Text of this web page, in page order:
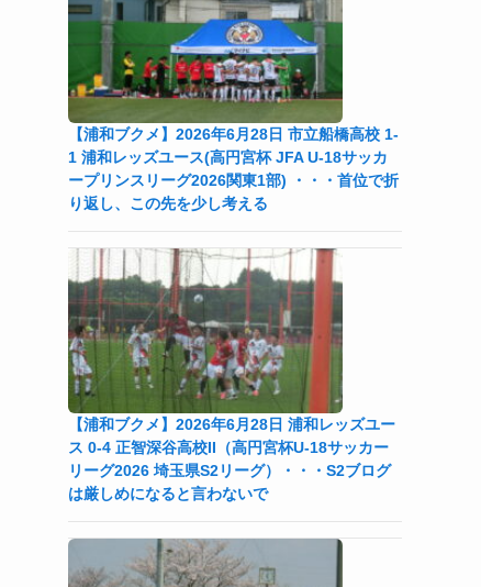
【浦和ブクメ】2026年6月28日 市立船橋高校 1-
1 浦和レッズユース(高円宮杯 JFA U-18サッカ
ープリンスリーグ2026関東1部) ・・・首位で折
り返し、この先を少し考える
【浦和ブクメ】2026年6月28日 浦和レッズユー
ス 0-4 正智深谷高校II（高円宮杯U-18サッカー
リーグ2026 埼玉県S2リーグ）・・・S2ブログ
は厳しめになると言わないで